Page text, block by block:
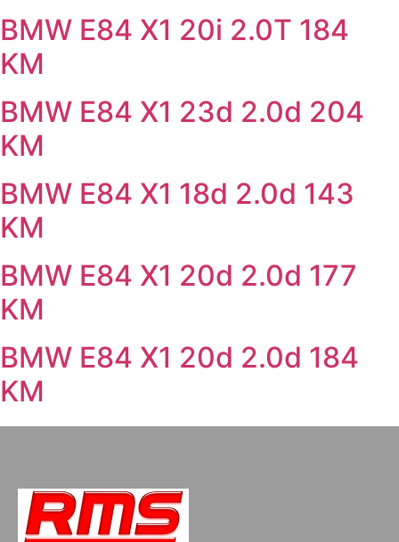
BMW E84 X1 20i 2.0T 184
KM
BMW E84 X1 23d 2.0d 204
KM
BMW E84 X1 18d 2.0d 143
KM
BMW E84 X1 20d 2.0d 177
KM
BMW E84 X1 20d 2.0d 184
KM